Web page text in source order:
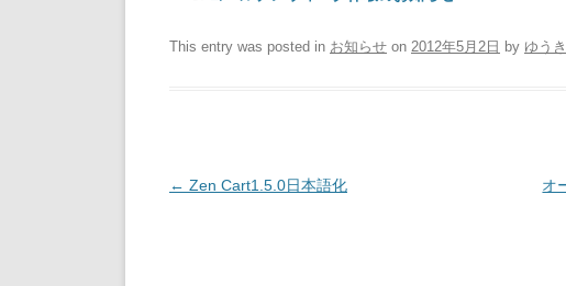
This entry was posted in お知らせ on 2012年5月2日 by ゆうき
Post
← Zen Cart1.5.0日本語化
オ